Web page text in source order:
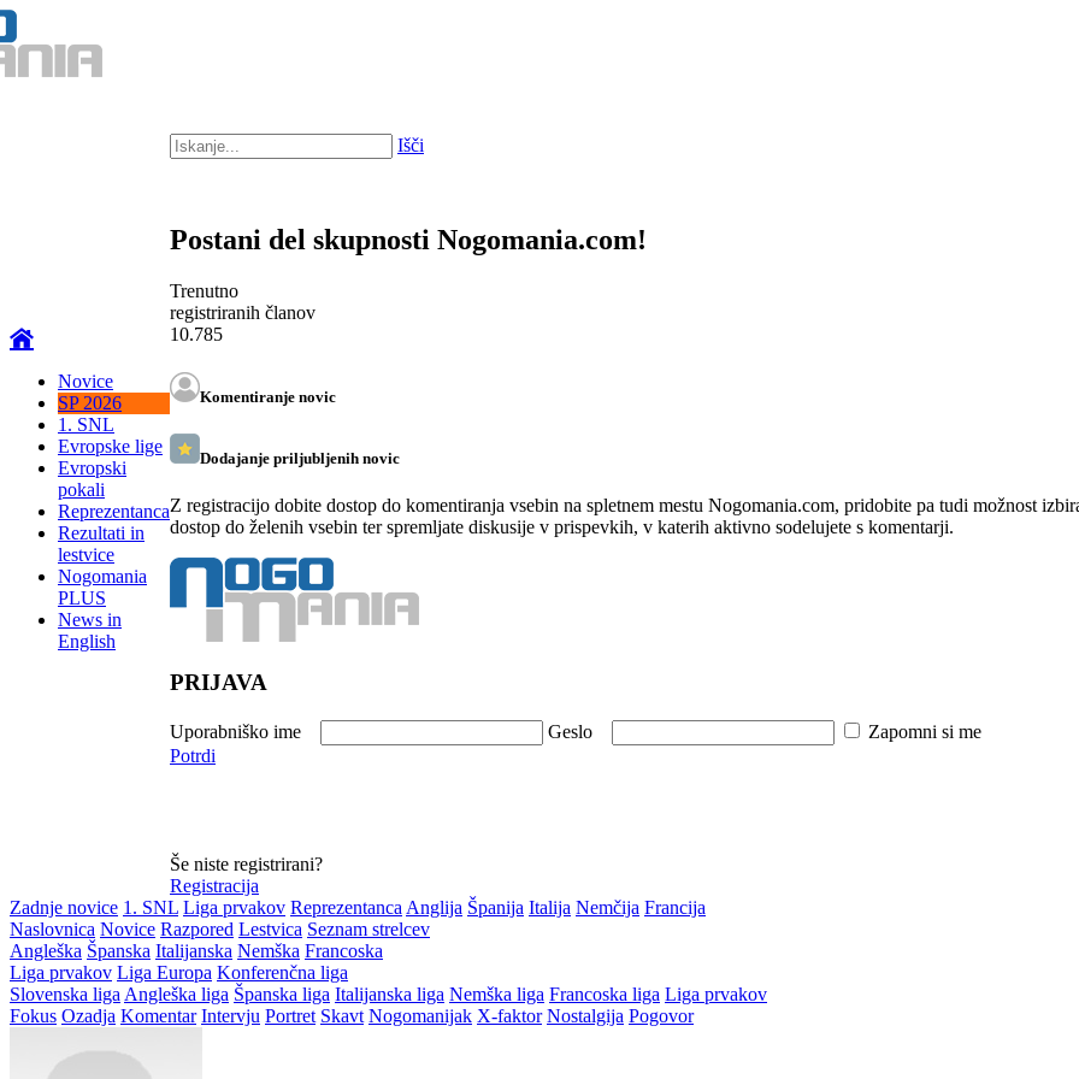
Novice
SP 2026
1. SNL
Evropske lige
Evropski
pokali
Reprezentanca
Rezultati in
lestvice
Nogomania
PLUS
News in
English
Išči
Postani del skupnosti Nogomania.com!
Trenutno
registriranih članov
10.785
Komentiranje novic
Dodajanje priljubljenih novic
Z registracijo dobite dostop do komentiranja vsebin na spletnem mestu Nogomania.com, pridobite pa tudi možnost
dostop do želenih vsebin ter spremljate diskusije v prispevkih, v katerih aktivno sodelujete s komentarji.
PRIJAVA
Uporabniško ime Geslo Zapomni si me
Potrdi
Še niste registrirani?
Registracija
Zadnje novice 1. SNL Liga prvakov Reprezentanca Anglija Španija Italija Nemčija Francija
Naslovnica Novice Razpored Lestvica Seznam strelcev
Angleška Španska Italijanska Nemška Francoska
Liga prvakov Liga Europa Konferenčna liga
Slovenska liga Angleška liga Španska liga Italijanska liga Nemška liga Francoska liga Liga prvakov
Fokus Ozadja Komentar Intervju Portret Skavt Nogomanijak X-faktor Nostalgija Pogovor